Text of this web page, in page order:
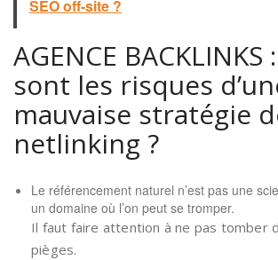
SEO off-site ?
AGENCE BACKLINKS
sont les risques
mauvaise stratégie
netlinking ?
Le référencement naturel n’est pas une
un domaine où l’on peut se tromper.
Il faut faire attention à ne pas tomber
pièges.